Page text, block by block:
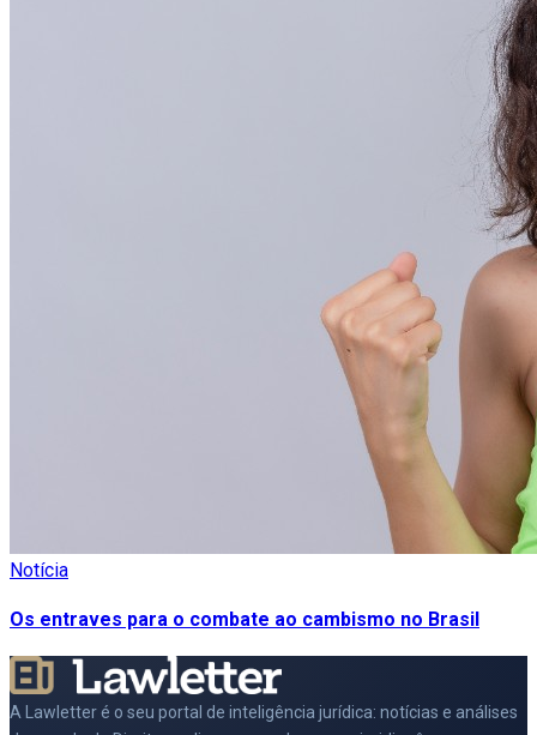
Notícia
Os entraves para o combate ao cambismo no Brasil
A Lawletter é o seu portal de inteligência jurídica: notícias e análises